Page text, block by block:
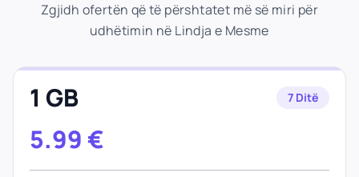
Zgjidh ofertën që të përshtatet më së miri për
udhëtimin në Lindja e Mesme
1 GB 7 Ditë
5.99 €